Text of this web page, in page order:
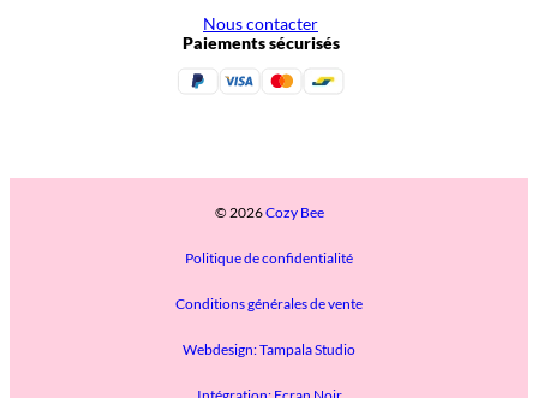
Nous contacter
Paiements sécurisés
© 2026Cozy Bee
Politique de confidentialité
Conditions générales de vente
Webdesign: Tampala Studio